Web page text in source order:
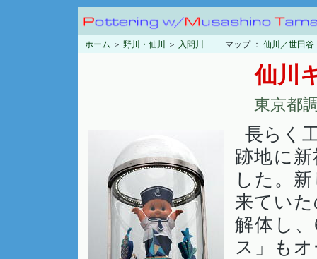
ホーム ＞ 野川・仙川 ＞ 入間川 マップ ： 仙川／世田谷
仙川
東京都
長らく
跡地に
した。
来てい
解体し
ス」も